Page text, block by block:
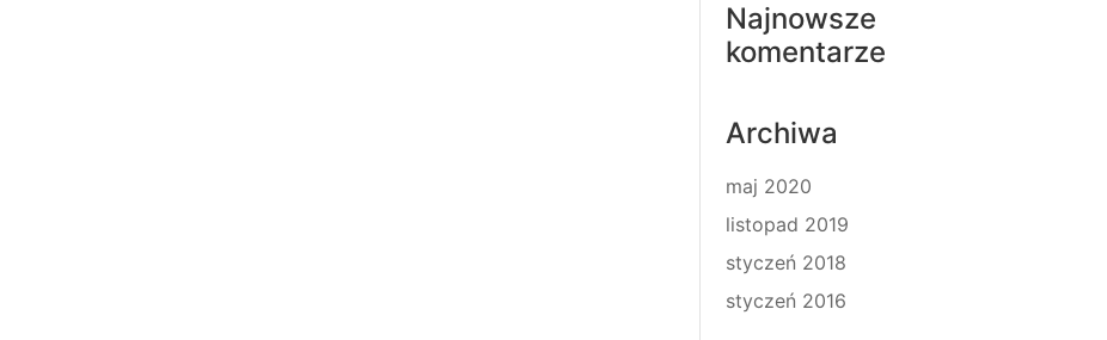
Najnowsze
komentarze
Archiwa
maj 2020
listopad 2019
styczeń 2018
styczeń 2016